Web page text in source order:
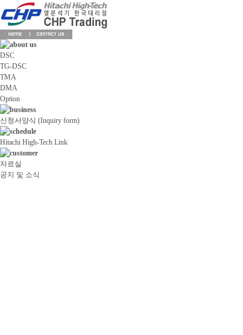
DSC
TG-DSC
TMA
DMA
Option
신청서양식 (Inquiry form)
Hitachi High-Tech Link
자료실
공지 및 소식